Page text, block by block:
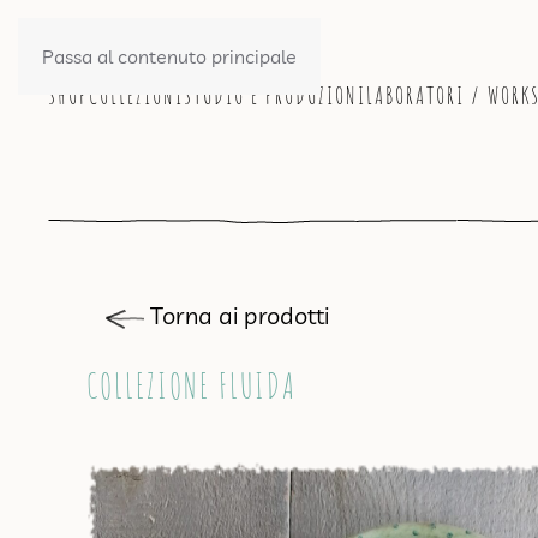
Passa al contenuto principale
SHOP COLLEZIONISTUDIO E PRODUZIONILABORATORI /
Torna ai prodotti
COLLEZIONE FLUIDA